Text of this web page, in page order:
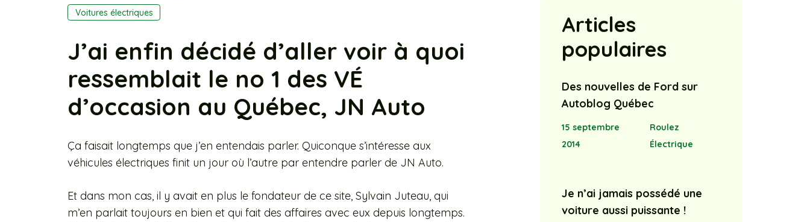
Voitures électriques
J’ai enfin décidé d’aller voir à quoi
ressemblait le no 1 des VÉ
d’occasion au Québec, JN Auto
Ça faisait longtemps que j’en entendais parler. Quiconque s’intéresse aux
véhicules électriques finit un jour où l’autre par entendre parler de JN Auto.
Et dans mon cas, il y avait en plus le fondateur de ce site, Sylvain Juteau, qui
m’en parlait toujours en bien et qui fait des affaires avec eux depuis longtemps.
Articles
populaires
Des nouvelles de Ford sur
Autoblog Québec
15 septembre
2014
Roulez
Électrique
Je n’ai jamais possédé une
voiture aussi puissante !